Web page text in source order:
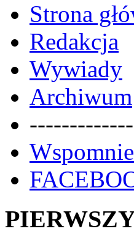
Strona
Redakcja
Wywiady
Archiwum